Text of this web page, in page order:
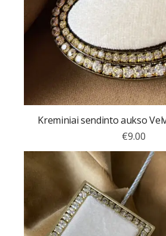
Kreminiai sendinto aukso
€9.00